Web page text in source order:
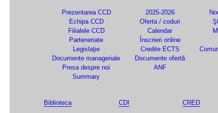
Prezentarea CCD
Echipa CCD
Filialele CCD
Parteneriate
Legislaţie
Documente manageriale
Presa despre noi
Summary
2025-2026
Oferta / coduri
Calendar
Înscrieri online
Credite ECTS
Documente ofertă
ANF
Biblioteca CDI CRED